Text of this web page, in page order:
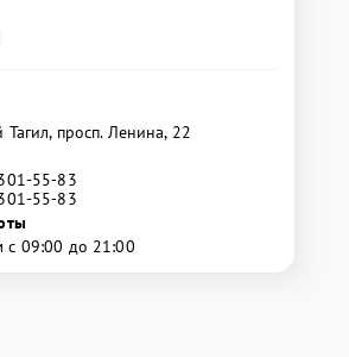
Тагил, просп. Ленина, 22
55-83
55-83
с 09:00 до 21:00